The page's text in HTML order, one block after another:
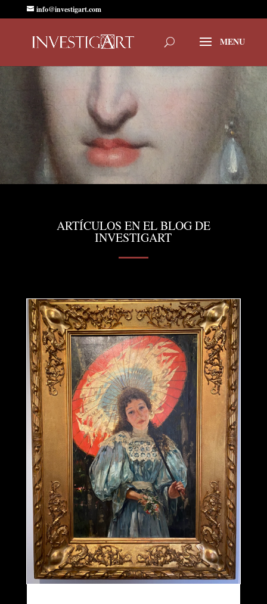
info@investigart.com
ARTÍCULOS EN EL BLOG DE
INVESTIGART